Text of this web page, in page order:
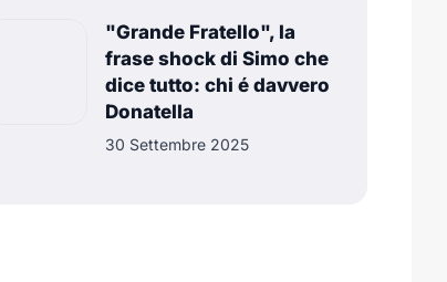
"Grande Fratello", la
frase shock di Simo che
dice tutto: chi é davvero
Donatella
30 Settembre 2025